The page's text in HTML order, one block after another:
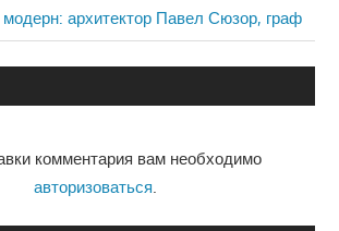
модерн: архитектор Павел Сюзор, граф
комментария вам необходимо
авторизоваться